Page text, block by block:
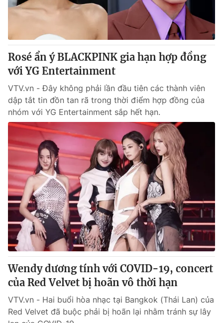
Rosé ẩn ý BLACKPINK gia hạn hợp đồng
với YG Entertainment
VTV.vn - Đây không phải lần đầu tiên các thành viên
dập tắt tin đồn tan rã trong thời điểm hợp đồng của
nhóm với YG Entertainment sắp hết hạn.
Wendy dương tính với COVID-19, concert
của Red Velvet bị hoãn vô thời hạn
VTV.vn - Hai buổi hòa nhạc tại Bangkok (Thái Lan) của
Red Velvet đã buộc phải bị hoãn lại nhằm tránh sự lây